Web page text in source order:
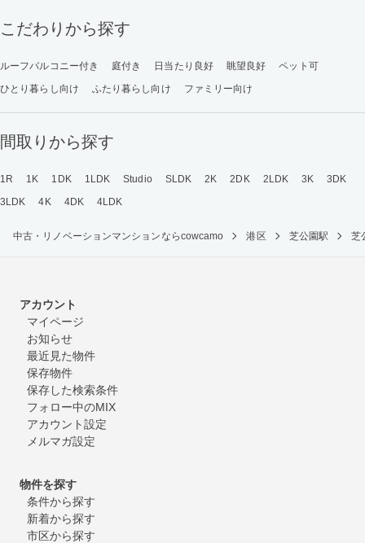
こだわりから探す
ルーフバルコニー付き 庭付き 日当たり良好 眺望良好
ペット可
ひとり暮らし向け
ふたり暮らし向け ファミリー向け
間取りから探す
1R 1K 1DK 1LDK Studio SLDK 2K 2DK 2LDK 3K
3DK
3LDK
4K 4DK 4LDK
中古・リノベーションマンションならcowcamo 港区 芝公園駅 芝
アカウント
マイページ
お知らせ
最近見た物件
保存物件
保存した検索条件
フォロー中のMIX
アカウント設定
メルマガ設定
物件を探す
条件から探す
新着から探す
市区から探す